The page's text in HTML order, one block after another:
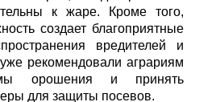
метеорологических служб,
ситуация складывается в
страны. В провинции
обеспечивает около 10%
в Китае, температура
°C. В Синьцзяне, одном